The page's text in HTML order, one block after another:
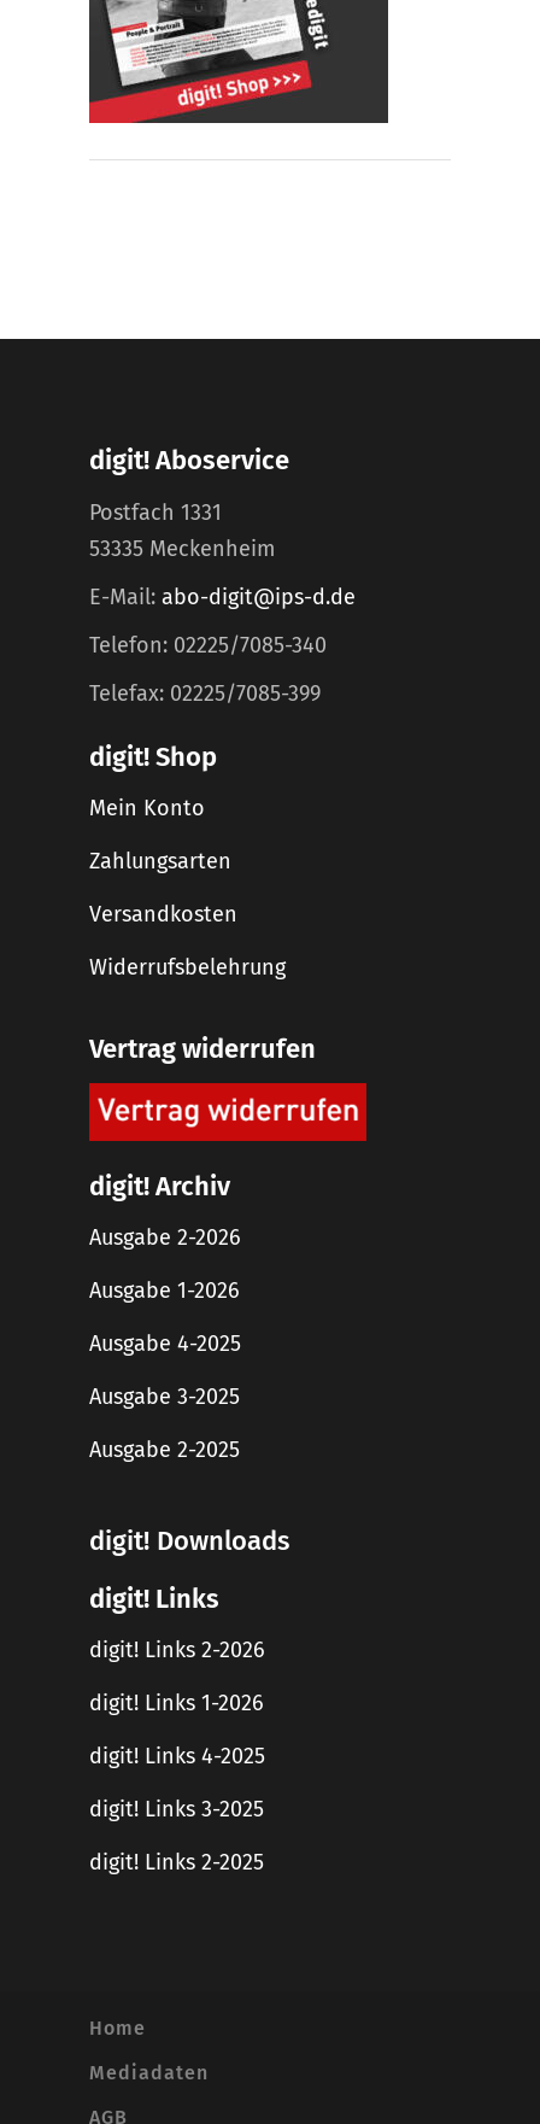
digit! Aboservice
Postfach 1331
53335 Meckenheim
E-Mail: abo-digit@ips-d.de
Telefon: 02225/7085-340
Telefax: 02225/7085-399
digit! Shop
Mein Konto
Zahlungsarten
Versandkosten
Widerrufsbelehrung
Vertrag widerrufen
digit! Archiv
Ausgabe 2-2026
Ausgabe 1-2026
Ausgabe 4-2025
Ausgabe 3-2025
Ausgabe 2-2025
digit! Downloads
digit! Links
digit! Links 2-2026
digit! Links 1-2026
digit! Links 4-2025
digit! Links 3-2025
digit! Links 2-2025
Home
Mediadaten
AGB